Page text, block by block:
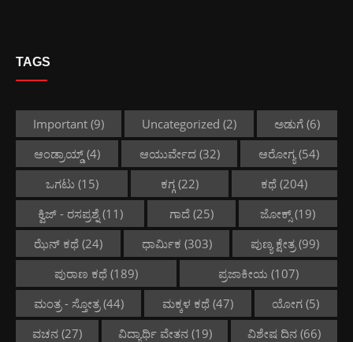
TAGS
Important (9) Uncategorized (2) ಅಡುಗೆ (6)
ಆಂಡ್ರಾಯ್ಡ್(4) ಆಯುರ್ವೇದ(32) ಆರೋಗ್ಯ (54)
ಒಗಟು(15) ಕಗ್ಗ(22) ಕಥೆ (204)
ಕ್ವಿಜ್ - ರಸಪ್ರಶ್ನೆ (11) ಗಾದೆ(25) ಜೋಕ್ಸ್ (19)
ಝೆನ್ ಕಥೆ(24) ಧಾರ್ಮಿಕ (303) ಪುಣ್ಯ ಕ್ಷೇತ್ರ(99)
ಪುರಾಣ ಕಥೆ (189) ಪ್ರಜಾಕೀಯ (107)
ಮಂತ್ರ - ಸ್ತೋತ್ರ(44) ಮಕ್ಕಳ ಕಥೆ(47) ಯೋಗ (5)
ವಚನ(27) ವಿದ್ಯಾರ್ಥಿ ವೇತನ(19) ವಿಶೇಷ ದಿನ (66)